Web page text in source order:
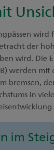
der
wird. Die
werden
bremsen,
in
im